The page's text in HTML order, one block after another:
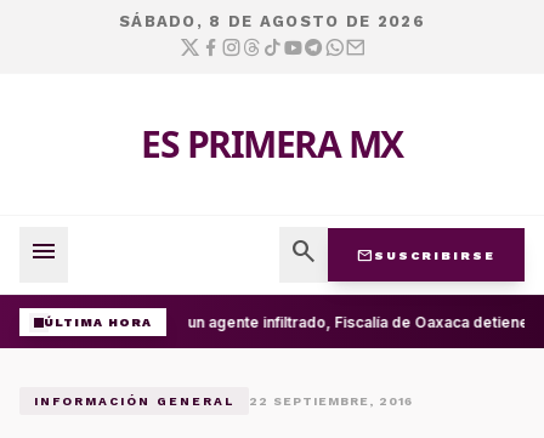
SÁBADO, 8 DE AGOSTO DE 2026
ES PRIMERA MX
menu search mail SUSCRIBIRSE
ÚLTIMA HORA Con un agente infiltrado, Fiscalía de Oaxaca detiene
INFORMACIÓN GENERAL 22 SEPTIEMBRE, 2016